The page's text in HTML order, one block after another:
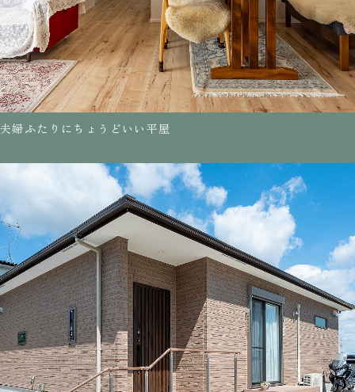
夫婦ふたりにちょうどいい平屋